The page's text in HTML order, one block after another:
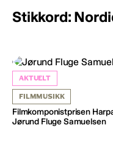
Stikkord:
AKTUELT
FILMMUSIKK
Filmkomponistprisen
Jørund Fluge Samuelsen